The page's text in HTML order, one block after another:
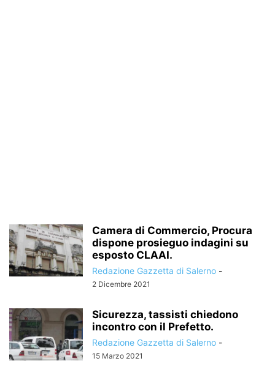
Camera di Commercio, Procura
dispone prosieguo indagini su
esposto CLAAI.
Redazione Gazzetta di Salerno -
2 Dicembre 2021
Sicurezza, tassisti chiedono
incontro con il Prefetto.
Redazione Gazzetta di Salerno -
15 Marzo 2021